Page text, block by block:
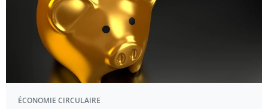
ÉCONOMIE CIRCULAIRE